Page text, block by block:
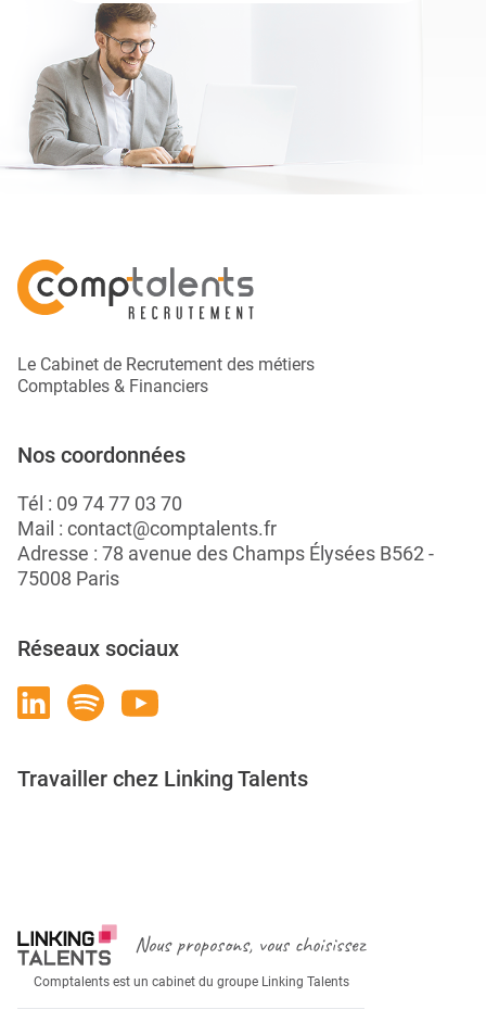
Le Cabinet de Recrutement des métiers
Comptables & Financiers
Nos coordonnées
Tél : 09 74 77 03 70
Mail : contact@comptalents.fr
Adresse : 78 avenue des Champs Élysées B562 -
75008 Paris
Réseaux sociaux
Travailler chez Linking Talents
Nous proposons, vous choisissez
Comptalents est un cabinet du groupe Linking Talents